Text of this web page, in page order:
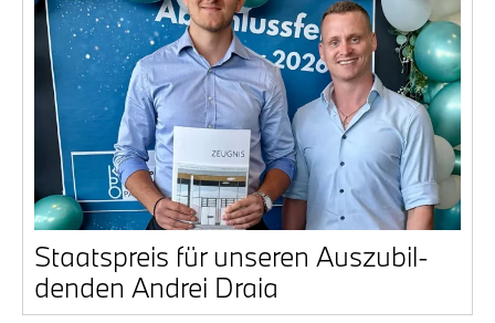
Staats­preis für unse­ren Aus­zu­bil­
den­den And­rei Dra­ia